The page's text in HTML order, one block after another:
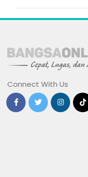
Connect With Us